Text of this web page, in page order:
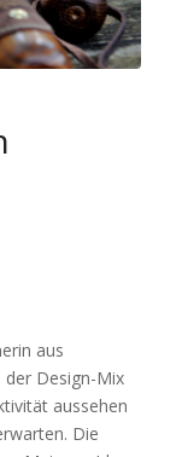
aus
der Design-Mix
aussehen
Die